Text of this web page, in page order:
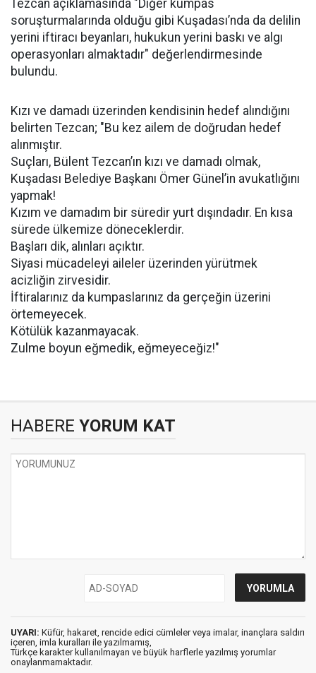
Tezcan açıklamasında "Diğer kumpas
soruşturmalarında olduğu gibi Kuşadası’nda da delilin
yerini iftiracı beyanları, hukukun yerini baskı ve algı
operasyonları almaktadır" değerlendirmesinde
bulundu.
Kızı ve damadı üzerinden kendisinin hedef alındığını
belirten Tezcan; "Bu kez ailem de doğrudan hedef
alınmıştır.
Suçları, Bülent Tezcan’ın kızı ve damadı olmak,
Kuşadası Belediye Başkanı Ömer Günel’in avukatlığını
yapmak!
Kızım ve damadım bir süredir yurt dışındadır. En kısa
sürede ülkemize döneceklerdir.
Başları dik, alınları açıktır.
Siyasi mücadeleyi aileler üzerinden yürütmek
acizliğin zirvesidir.
İftiralarınız da kumpaslarınız da gerçeğin üzerini
örtemeyecek.
Kötülük kazanmayacak.
Zulme boyun eğmedik, eğmeyeceğiz!"
HABERE YORUM KAT
UYARI: Küfür, hakaret, rencide edici cümleler veya imalar, inançlara saldırı
içeren, imla kuralları ile yazılmamış,
Türkçe karakter kullanılmayan ve büyük harflerle yazılmış yorumlar
onaylanmamaktadır.